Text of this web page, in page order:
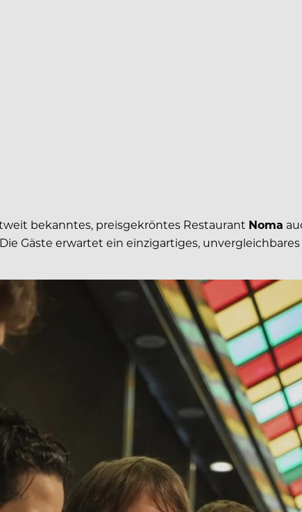
bekanntes, preisgekröntes Restaurant Noma
Gäste erwartet ein einzigartiges, unvergleichbares